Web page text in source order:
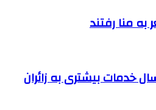
به منا رفتند
خدمات بیشتری به زائران